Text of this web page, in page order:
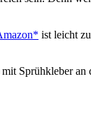
ist leicht
Sprühkleber an